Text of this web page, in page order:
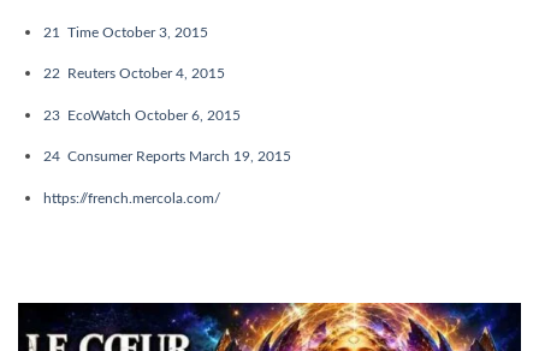
21 Time October 3, 2015
22 Reuters October 4, 2015
23 EcoWatch October 6, 2015
24 Consumer Reports March 19, 2015
https://french.mercola.com/